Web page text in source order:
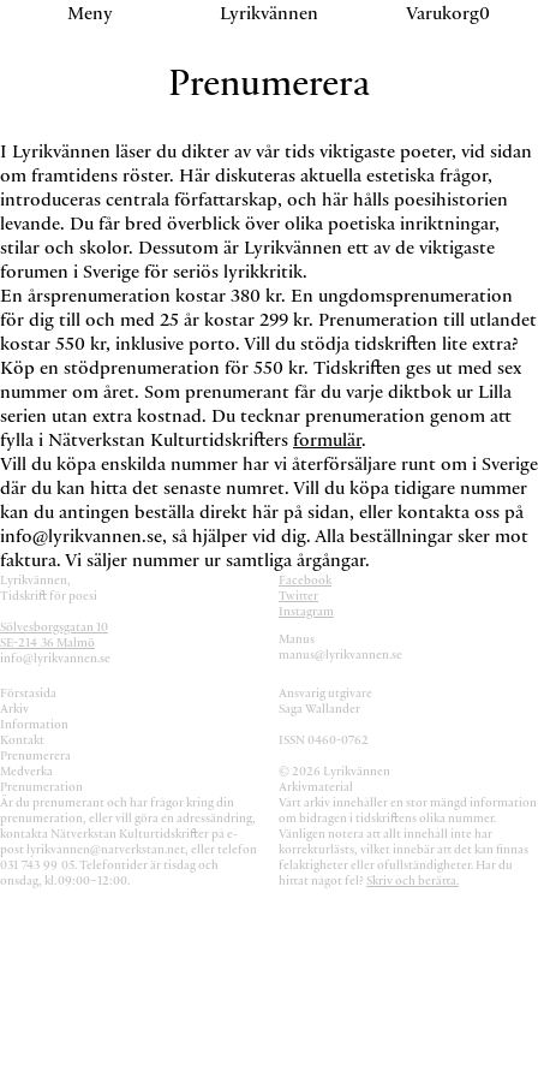
Klicka eller navigera för att aktivera detta sektion.
Meny Lyrikvännen Varukorg0
Prenumerera
I Lyrikvännen läser du dikter av vår tids viktigaste poeter, vid sidan
om framtidens röster. Här diskuteras aktuella estetiska frågor,
introduceras centrala författarskap, och här hålls poesihistorien
levande. Du får bred överblick över olika poetiska inriktningar,
stilar och skolor. Dessutom är Lyrikvännen ett av de viktigaste
forumen i Sverige för seriös lyrikkritik.
En årsprenumeration kostar 380 kr. En ungdoms­prenumeration
för dig till och med 25 år kostar 299 kr. Prenu­meration till utlandet
kostar 550 kr, inklusive porto. Vill du stödja tidskriften lite extra?
Köp en stödprenumeration för 550 kr. Tidskriften ges ut med sex
nummer om året. Som prenumerant får du varje diktbok ur Lilla
serien utan extra kostnad. Du tecknar prenumeration genom att
fylla i Nätverkstan Kultur­tidskrifters formulär.
Vill du köpa enskilda nummer har vi återförsäljare runt om i Sverige
där du kan hitta det senaste numret. Vill du köpa tidigare nummer
kan du antingen beställa direkt här på sidan, eller kontakta oss på
info@lyrikvannen.se, så hjälper vid dig. Alla beställningar sker mot
faktura. Vi säljer nummer ur samtliga årgångar.
Lyrikvännen,
Tidskrift för poesi
Sölvesborgsgatan 10
SE-214 36 Malmö
info@lyrikvannen.se
Facebook
Twitter
Instagram
Manus
manus@ lyrikvannen.se
Förstasida
Arkiv
Information
Kontakt
Prenumerera
Medverka
Ansvarig utgivare
Saga Wallander
ISSN 0460-0762
©2026 Lyrikvännen
Prenumeration
Är du prenumerant och har frågor kring din
prenumeration, eller vill göra en adressändring,
kontakta Nätverkstan Kultur­tidskrifter på e-
post lyrikvannen@natverkstan.net, eller telefon
031 743 99 05. Telefon­tider är tisdag och
onsdag, kl. 09:00–12:00.
Arkivmaterial
Vårt arkiv innehåller en stor mängd information
om bidragen i tidskriftens olika nummer.
Vänligen notera att allt innehåll inte har
korrekturlästs, vilket innebär att det kan finnas
felaktigheter eller ofullständigheter. Har du
hittat något fel? Skriv och berätta.